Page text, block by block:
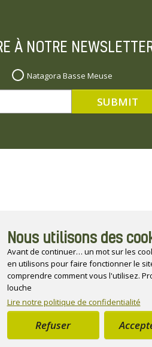
Nous utilisons des
Avant de continuer… un mot sur les
en utilisons pour faire fonctionner le
comprendre comment vous l'utilisez.
louche
Lire notre politique de confidentialité
Refuser
À NOTRE
Natagora Basse Meuse